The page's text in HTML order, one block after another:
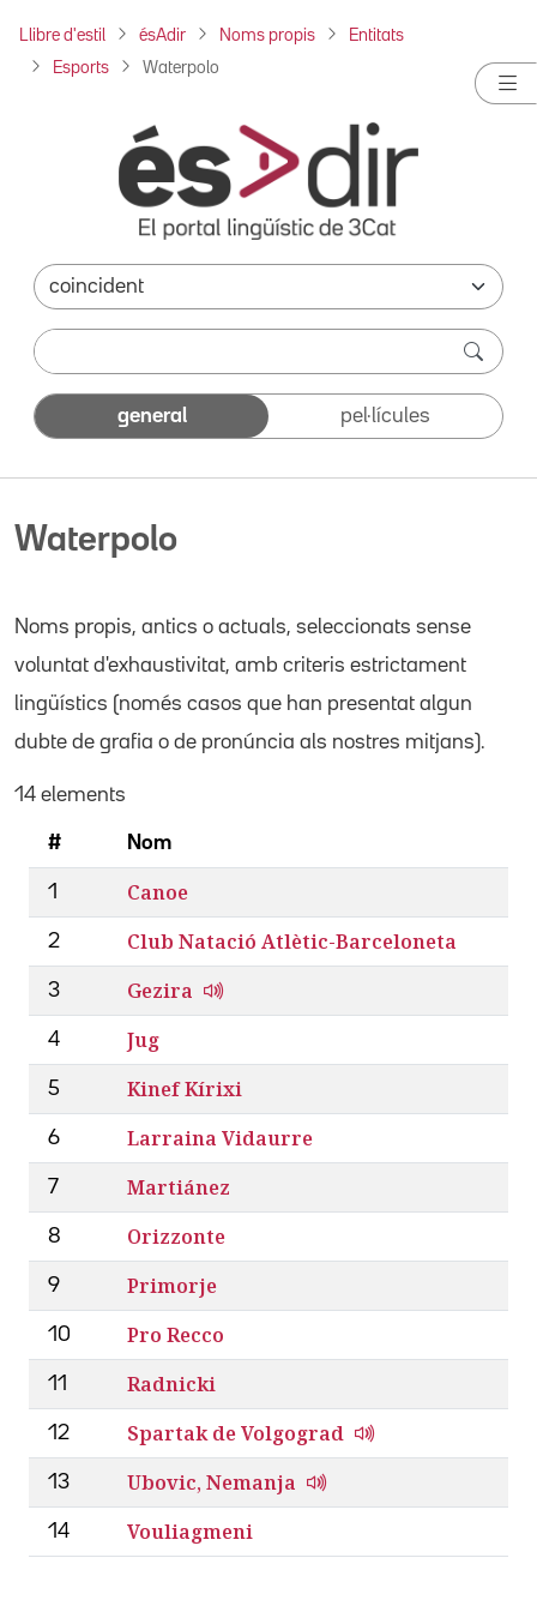
Llibre d'estil ésAdir Noms propis Entitats
Esports Waterpolo
general pel·lícules
Waterpolo
Noms propis, antics o actuals, seleccionats sense
voluntat d'exhaustivitat, amb criteris estrictament
lingüístics (només casos que han presentat algun
dubte de grafia o de pronúncia als nostres mitjans).
14 elements
# Nom
1 Canoe
2 Club Natació Atlètic-Barceloneta
3 Gezira
4 Jug
5 Kinef Kírixi
6 Larraina Vidaurre
7 Martiánez
8 Orizzonte
9 Primorje
10 Pro Recco
11 Radnicki
12 Spartak de Volgograd
13 Ubovic, Nemanja
14 Vouliagmeni